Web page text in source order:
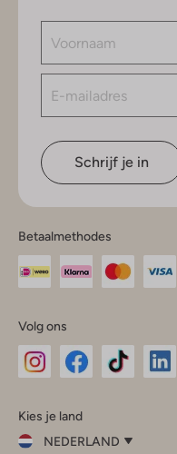
Schrijf je in
Betaalmethodes
Volg ons
InstagramFacebook
Kies je land
NEDERLAND